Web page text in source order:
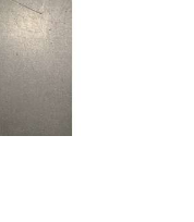
Bil, vogn & henger